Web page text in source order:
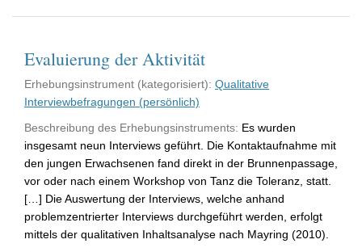
Evaluierung der Aktivität
Erhebungsinstrument (kategorisiert): Qualitative
Interviewbefragungen (persönlich)
Beschreibung des Erhebungsinstruments: Es wurden
insgesamt neun Interviews geführt. Die Kontaktaufnahme mit
den jungen Erwachsenen fand direkt in der Brunnenpassage,
vor oder nach einem Workshop von Tanz die Toleranz, statt.
[…] Die Auswertung der Interviews, welche anhand
problemzentrierter Interviews durchgeführt werden, erfolgt
mittels der qualitativen Inhaltsanalyse nach Mayring (2010).